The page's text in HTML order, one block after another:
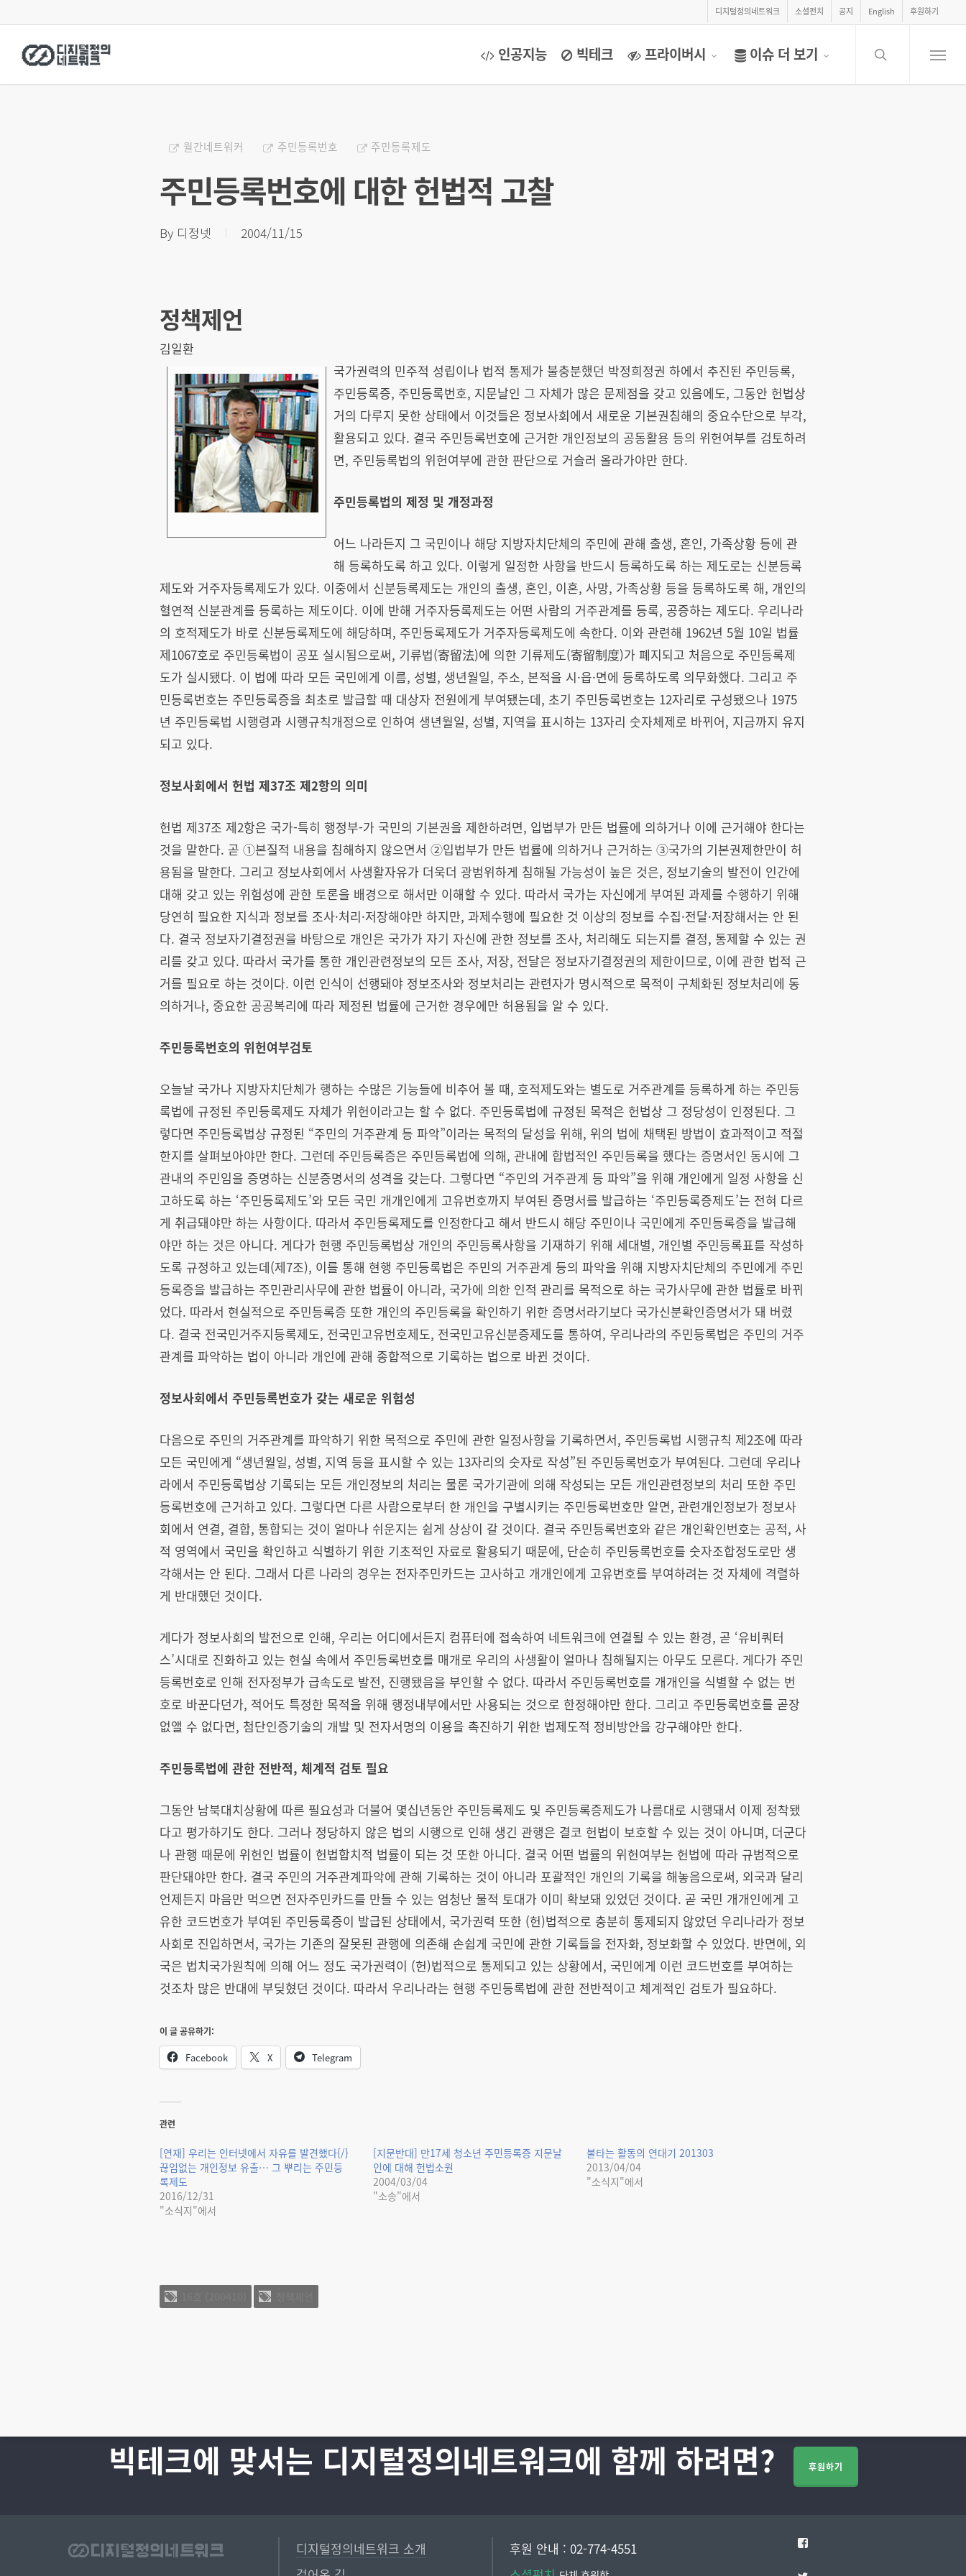
main
디지털정의네트워크 소셜펀치 공지 English 후원하기
인공지능 빅테크 프라이버시 이슈 더 보기
search
Menu
월간네트워커 주민등록번호 주민등록제도
주민등록번호에 대한 헌법적 고찰
By 디정넷 2004/11/15
정책제언
김일환
국가권력의 민주적 성립이나 법적 통제가 불충분했던 박정희정권 하에서 추진된 주민등록,
주민등록증, 주민등록번호, 지문날인 그 자체가 많은 문제점을 갖고 있음에도, 그동안 헌법상
거의 다루지 못한 상태에서 이것들은 정보사회에서 새로운 기본권침해의 중요수단으로 부각,
활용되고 있다. 결국 주민등록번호에 근거한 개인정보의 공동활용 등의 위헌여부를 검토하려
면, 주민등록법의 위헌여부에 관한 판단으로 거슬러 올라가야만 한다.
주민등록법의 제정 및 개정과정
어느 나라든지 그 국민이나 해당 지방자치단체의 주민에 관해 출생, 혼인, 가족상황 등에 관
해 등록하도록 하고 있다. 이렇게 일정한 사항을 반드시 등록하도록 하는 제도로는 신분등록
제도와 거주자등록제도가 있다. 이중에서 신분등록제도는 개인의 출생, 혼인, 이혼, 사망, 가족상황 등을 등록하도록 해, 개인의
혈연적 신분관계를 등록하는 제도이다. 이에 반해 거주자등록제도는 어떤 사람의 거주관계를 등록, 공증하는 제도다. 우리나라
의 호적제도가 바로 신분등록제도에 해당하며, 주민등록제도가 거주자등록제도에 속한다. 이와 관련해 1962년 5월 10일 법률
제1067호로 주민등록법이 공포 실시됨으로써, 기류법(寄留法)에 의한 기류제도(寄留制度)가 폐지되고 처음으로 주민등록제
도가 실시됐다. 이 법에 따라 모든 국민에게 이름, 성별, 생년월일, 주소, 본적을 시·읍·면에 등록하도록 의무화했다. 그리고 주
민등록번호는 주민등록증을 최초로 발급할 때 대상자 전원에게 부여됐는데, 초기 주민등록번호는 12자리로 구성됐으나 1975
년 주민등록법 시행령과 시행규칙개정으로 인하여 생년월일, 성별, 지역을 표시하는 13자리 숫자체제로 바뀌어, 지금까지 유지
되고 있다.
정보사회에서 헌법 제37조 제2항의 의미
헌법 제37조 제2항은 국가-특히 행정부-가 국민의 기본권을 제한하려면, 입법부가 만든 법률에 의하거나 이에 근거해야 한다는
것을 말한다. 곧 ①본질적 내용을 침해하지 않으면서 ②입법부가 만든 법률에 의하거나 근거하는 ③국가의 기본권제한만이 허
용됨을 말한다. 그리고 정보사회에서 사생활자유가 더욱더 광범위하게 침해될 가능성이 높은 것은, 정보기술의 발전이 인간에
대해 갖고 있는 위험성에 관한 토론을 배경으로 해서만 이해할 수 있다. 따라서 국가는 자신에게 부여된 과제를 수행하기 위해
당연히 필요한 지식과 정보를 조사·처리·저장해야만 하지만, 과제수행에 필요한 것 이상의 정보를 수집·전달·저장해서는 안 된
다. 결국 정보자기결정권을 바탕으로 개인은 국가가 자기 자신에 관한 정보를 조사, 처리해도 되는지를 결정, 통제할 수 있는 권
리를 갖고 있다. 따라서 국가를 통한 개인관련정보의 모든 조사, 저장, 전달은 정보자기결정권의 제한이므로, 이에 관한 법적 근
거를 필요로 하는 것이다. 이런 인식이 선행돼야 정보조사와 정보처리는 관련자가 명시적으로 목적이 구체화된 정보처리에 동
의하거나, 중요한 공공복리에 따라 제정된 법률에 근거한 경우에만 허용됨을 알 수 있다.
주민등록번호의 위헌여부검토
오늘날 국가나 지방자치단체가 행하는 수많은 기능들에 비추어 볼 때, 호적제도와는 별도로 거주관계를 등록하게 하는 주민등
록법에 규정된 주민등록제도 자체가 위헌이라고는 할 수 없다. 주민등록법에 규정된 목적은 헌법상 그 정당성이 인정된다. 그
렇다면 주민등록법상 규정된 “주민의 거주관계 등 파악”이라는 목적의 달성을 위해, 위의 법에 채택된 방법이 효과적이고 적절
한지를 살펴보아야만 한다. 그런데 주민등록증은 주민등록법에 의해, 관내에 합법적인 주민등록을 했다는 증명서인 동시에 그
관내의 주민임을 증명하는 신분증명서의 성격을 갖는다. 그렇다면 “주민의 거주관계 등 파악”을 위해 개인에게 일정 사항을 신
고하도록 하는 ‘주민등록제도’와 모든 국민 개개인에게 고유번호까지 부여된 증명서를 발급하는 ‘주민등록증제도’는 전혀 다르
게 취급돼야만 하는 사항이다. 따라서 주민등록제도를 인정한다고 해서 반드시 해당 주민이나 국민에게 주민등록증을 발급해
야만 하는 것은 아니다. 게다가 현행 주민등록법상 개인의 주민등록사항을 기재하기 위해 세대별, 개인별 주민등록표를 작성하
도록 규정하고 있는데(제7조), 이를 통해 현행 주민등록법은 주민의 거주관계 등의 파악을 위해 지방자치단체의 주민에게 주민
등록증을 발급하는 주민관리사무에 관한 법률이 아니라, 국가에 의한 인적 관리를 목적으로 하는 국가사무에 관한 법률로 바뀌
었다. 따라서 현실적으로 주민등록증 또한 개인의 주민등록을 확인하기 위한 증명서라기보다 국가신분확인증명서가 돼 버렸
다. 결국 전국민거주지등록제도, 전국민고유번호제도, 전국민고유신분증제도를 통하여, 우리나라의 주민등록법은 주민의 거주
관계를 파악하는 법이 아니라 개인에 관해 종합적으로 기록하는 법으로 바뀐 것이다.
정보사회에서 주민등록번호가 갖는 새로운 위험성
다음으로 주민의 거주관계를 파악하기 위한 목적으로 주민에 관한 일정사항을 기록하면서, 주민등록법 시행규칙 제2조에 따라
모든 국민에게 “생년월일, 성별, 지역 등을 표시할 수 있는 13자리의 숫자로 작성”된 주민등록번호가 부여된다. 그런데 우리나
라에서 주민등록법상 기록되는 모든 개인정보의 처리는 물론 국가기관에 의해 작성되는 모든 개인관련정보의 처리 또한 주민
등록번호에 근거하고 있다. 그렇다면 다른 사람으로부터 한 개인을 구별시키는 주민등록번호만 알면, 관련개인정보가 정보사
회에서 연결, 결합, 통합되는 것이 얼마나 쉬운지는 쉽게 상상이 갈 것이다. 결국 주민등록번호와 같은 개인확인번호는 공적, 사
적 영역에서 국민을 확인하고 식별하기 위한 기초적인 자료로 활용되기 때문에, 단순히 주민등록번호를 숫자조합정도로만 생
각해서는 안 된다. 그래서 다른 나라의 경우는 전자주민카드는 고사하고 개개인에게 고유번호를 부여하려는 것 자체에 격렬하
게 반대했던 것이다.
게다가 정보사회의 발전으로 인해, 우리는 어디에서든지 컴퓨터에 접속하여 네트워크에 연결될 수 있는 환경, 곧 ‘유비쿼터
스’시대로 진화하고 있는 현실 속에서 주민등록번호를 매개로 우리의 사생활이 얼마나 침해될지는 아무도 모른다. 게다가 주민
등록번호로 인해 전자정부가 급속도로 발전, 진행됐음을 부인할 수 없다. 따라서 주민등록번호를 개개인을 식별할 수 없는 번
호로 바꾼다던가, 적어도 특정한 목적을 위해 행정내부에서만 사용되는 것으로 한정해야만 한다. 그리고 주민등록번호를 곧장
없앨 수 없다면, 첨단인증기술의 개발 및 전자서명의 이용을 촉진하기 위한 법제도적 정비방안을 강구해야만 한다.
주민등록법에 관한 전반적, 체계적 검토 필요
그동안 남북대치상황에 따른 필요성과 더불어 몇십년동안 주민등록제도 및 주민등록증제도가 나름대로 시행돼서 이제 정착됐
다고 평가하기도 한다. 그러나 정당하지 않은 법의 시행으로 인해 생긴 관행은 결코 헌법이 보호할 수 있는 것이 아니며, 더군다
나 관행 때문에 위헌인 법률이 헌법합치적 법률이 되는 것 또한 아니다. 결국 어떤 법률의 위헌여부는 헌법에 따라 규범적으로
판단돼야만 한다. 결국 주민의 거주관계파악에 관해 기록하는 것이 아니라 포괄적인 개인의 기록을 해놓음으로써, 외국과 달리
언제든지 마음만 먹으면 전자주민카드를 만들 수 있는 엄청난 물적 토대가 이미 확보돼 있었던 것이다. 곧 국민 개개인에게 고
유한 코드번호가 부여된 주민등록증이 발급된 상태에서, 국가권력 또한 (헌)법적으로 충분히 통제되지 않았던 우리나라가 정보
사회로 진입하면서, 국가는 기존의 잘못된 관행에 의존해 손쉽게 국민에 관한 기록들을 전자화, 정보화할 수 있었다. 반면에, 외
국은 법치국가원칙에 의해 어느 정도 국가권력이 (헌)법적으로 통제되고 있는 상황에서, 국민에게 이런 코드번호를 부여하는
것조차 많은 반대에 부딪혔던 것이다. 따라서 우리나라는 현행 주민등록법에 관한 전반적이고 체계적인 검토가 필요하다.
이 글 공유하기:
Facebook X Telegram
관련
[연재] 우리는 인터넷에서 자유를 발견했다{/}
끊임없는 개인정보 유출… 그 뿌리는 주민등
록제도
2016/12/31
"소식지"에서
[지문반대] 만17세 청소년 주민등록증 지문날
인에 대해 헌법소원
2004/03/04
"소송"에서
불타는 활동의 연대기 201303
2013/04/04
"소식지"에서
빅테크에 맞서는 디지털정의네트워크에 함께 하려면? 후원하기
디지털정의네트워크 소개
후원 안내 : 02-774-4551